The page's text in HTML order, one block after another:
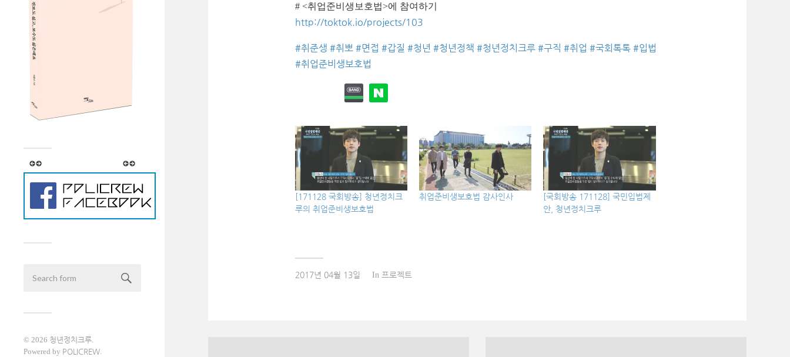
© 2026 청년정치크루.
Powered by POLICREW.
# <취업준비생보호법>에 참여하기
http://toktok.io/projects/103
#취준생 #취뽀 #면접 #갑질 #청년 #청년정책 #청년정치크루 #구직 #취업 #국회톡톡 #입법
#취업준비생보호법
[171128 국회방송] 청년정치크
루의 취업준비생보호법
취업준비생보호법 감사인사
[국회방송 171128] 국민입법제
안, 청년정치크루
2017년 04월 13일 In 프로젝트